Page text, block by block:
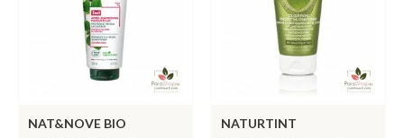
NAT&NOVE BIO
NATURTINT